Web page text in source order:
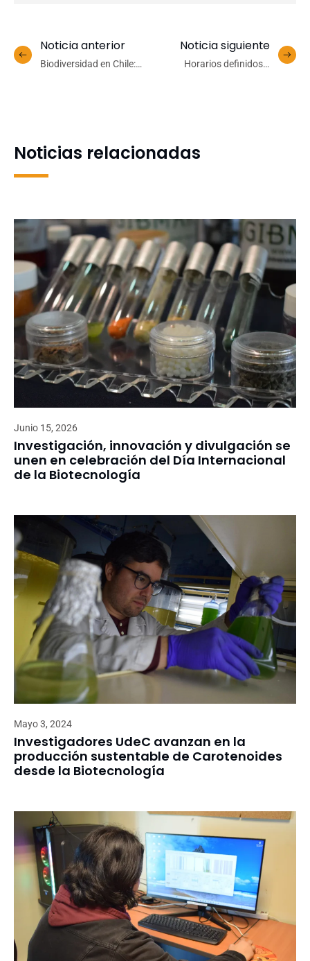
Noticia anterior
Biodiversidad en Chile:
Noticia siguiente
Horarios definidos y
Noticias relacionadas
Junio 15, 2026
Investigación, innovación y divulgación se
unen en celebración del Día Internacional
de la Biotecnología
Mayo 3, 2024
Investigadores UdeC avanzan en la
producción sustentable de Carotenoides
desde la Biotecnología